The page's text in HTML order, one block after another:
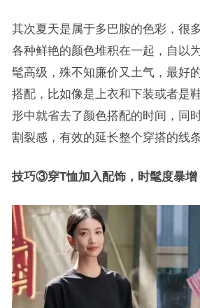
其次夏天是属于多巴胺的色彩，很
各种鲜艳的颜色堆积在一起，自以
髦高级，殊不知廉价又土气，最好
搭配，比如像是上衣和下装或者是
形中就省去了颜色搭配的时间，同
割裂感，有效的延长整个穿搭的线条
技巧③穿T恤加入配饰，时髦度暴增